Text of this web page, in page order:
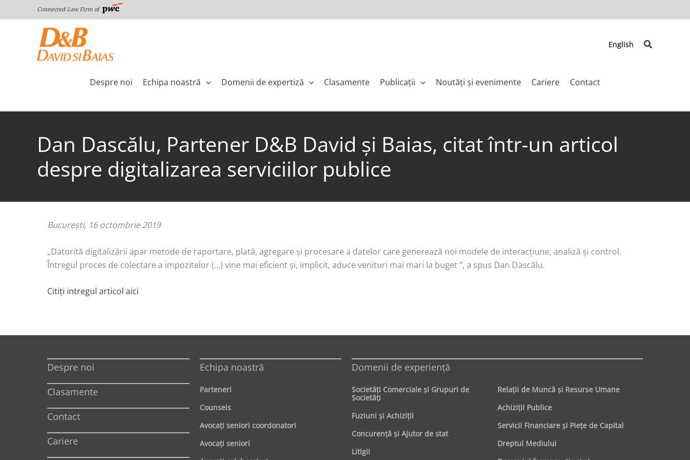
to
Connected Law Firm of
English Search
Despre noi Echipa noastră Domenii de expertiză Clasamente Publicaţii Noutăți și evenimente Cariere Contact
Dan Dascălu, Partener D&B David și Baias, citat într-un articol
despre digitalizarea serviciilor publice
Bucureşti, 16 octombrie 2019
„Datorită digitalizării apar metode de raportare, plată, agregare şi procesare a datelor care generează noi modele de interacţiune, analiză şi control.
Întregul proces de colectare a impozitelor (…) vine mai eficient şi, implicit, aduce venituri mai mari la buget ”, a spus Dan Dascălu.
Citiţi intregul articol aici
Despre noi
Clasamente
Contact
Cariere
Echipa noastră
Parteneri
Counsels
Avocaţi seniori coordonatori
Avocaţi seniori
Domenii de experienţă
Societăţi Comerciale şi Grupuri de
Societăţi
Fuziuni şi Achiziţii
Concurenţă şi Ajutor de stat
Litigii
Relaţii de Muncă şi Resurse Umane
Achiziţii Publice
Servicii Financiare şi Pieţe de Capital
Dreptul Mediului